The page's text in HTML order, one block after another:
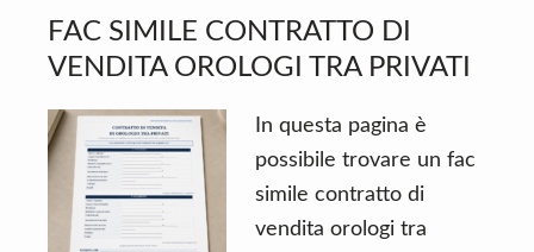
FAC SIMILE CONTRATTO DI
VENDITA OROLOGI TRA PRIVATI
In questa pagina è
possibile trovare un fac
simile contratto di
vendita orologi tra